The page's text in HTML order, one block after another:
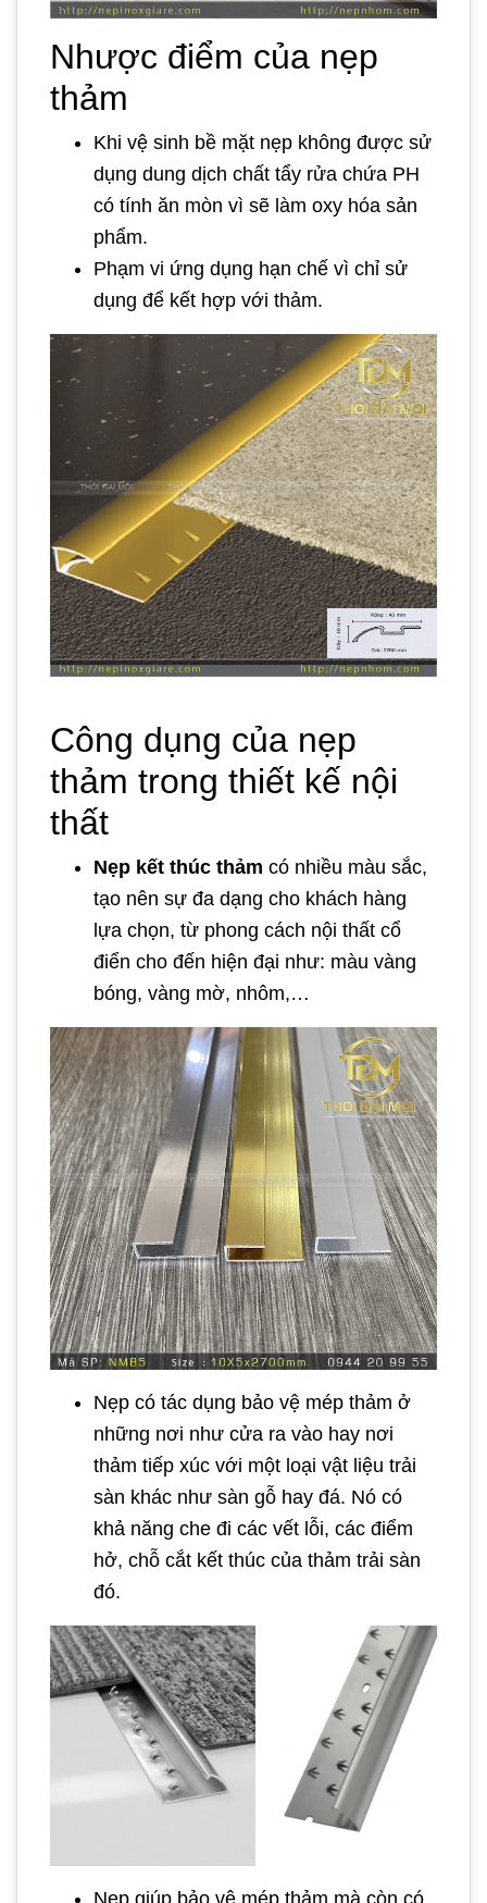
Nhược điểm của nẹp
thảm
Khi vệ sinh bề mặt nẹp không được sử
dụng dung dịch chất tẩy rửa chứa PH
có tính ăn mòn vì sẽ làm oxy hóa sản
phẩm.
Phạm vi ứng dụng hạn chế vì chỉ sử
dụng để kết hợp với thảm.
Công dụng của nẹp
thảm trong thiết kế nội
thất
Nẹp kết thúc thảm có nhiều màu sắc,
tạo nên sự đa dạng cho khách hàng
lựa chọn, từ phong cách nội thất cổ
điển cho đến hiện đại như: màu vàng
bóng, vàng mờ, nhôm,…
Nẹp có tác dụng bảo vệ mép thảm ở
những nơi như cửa ra vào hay nơi
thảm tiếp xúc với một loại vật liệu trải
sàn khác như sàn gỗ hay đá. Nó có
khả năng che đi các vết lỗi, các điểm
hở, chỗ cắt kết thúc của thảm trải sàn
đó.
Nẹp giúp bảo vệ mép thảm mà còn có